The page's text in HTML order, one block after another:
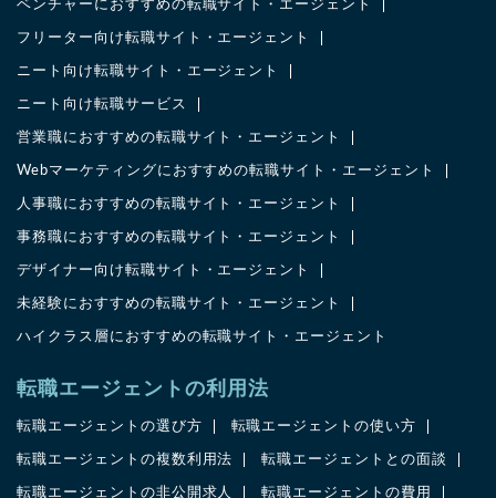
ベンチャーにおすすめの転職サイト・エージェント
フリーター向け転職サイト・エージェント
ニート向け転職サイト・エージェント
ニート向け転職サービス
営業職におすすめの転職サイト・エージェント
Webマーケティングにおすすめの転職サイト・エージェント
人事職におすすめの転職サイト・エージェント
事務職におすすめの転職サイト・エージェント
デザイナー向け転職サイト・エージェント
未経験におすすめの転職サイト・エージェント
ハイクラス層におすすめの転職サイト・エージェント
転職エージェントの利用法
転職エージェントの選び方 転職エージェントの使い方
転職エージェントの複数利用法 転職エージェントとの面談
転職エージェントの非公開求人 転職エージェントの費用